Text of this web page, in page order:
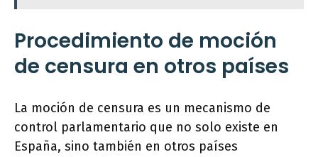
Procedimiento de moción
de censura en otros países
La moción de censura es un mecanismo de
control parlamentario que no solo existe en
España, sino también en otros países